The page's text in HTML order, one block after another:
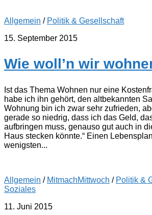
Allgemein / Politik & Gesellschaft
15. September 2015
Wie woll’n wir
Ist das Thema Wohnen nur eine
habe ich ihn gehört, den altbekannten
Wohnung bin ich zwar sehr zufrieden,
gerade so niedrig, dass ich das Geld,
aufbringen muss, genauso gut auch in
Haus stecken könnte.“ Einen
wenigsten...
Allgemein / MitmachMittwoch / Politik &
Soziales
11. Juni 2015